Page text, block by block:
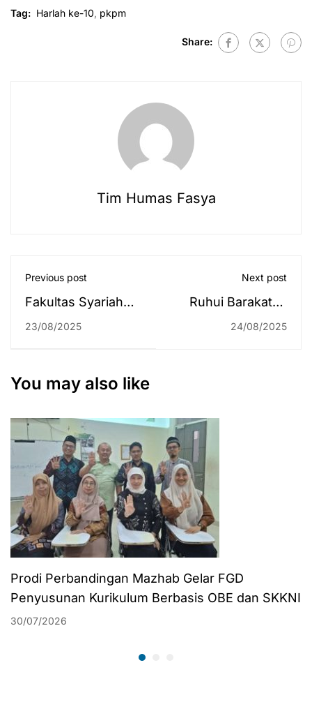
Tag: Harlah ke-10, pkpm
Share:
Tim Humas Fasya
Previous post
Fakultas Syariah
UIN Antasari Bekali
Akademik dan
Melalui PBAK
Lexperia 2025
23/08/2025
Next post
Ruhui Barakatan
Edisi 23 Agustus
24/08/2025
You may also like
Prodi Perbandingan Mazhab Gelar FGD
Penyusunan Kurikulum Berbasis OBE dan SKKNI
30/07/2026